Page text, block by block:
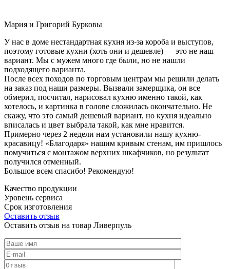
Мария и Григорий Бурковы
У нас в доме нестандартная кухня из-за короба и выступов,
поэтому готовые кухни (хоть они и дешевле) — это не наш
вариант. Мы с мужем много где были, но не нашли
подходящего варианта.
После всех походов по торговым центрам мы решили делать
на заказ под наши размеры. Вызвали замерщика, он все
обмерил, посчитал, нарисовал кухню именно такой, как
хотелось, и картинка в голове сложилась окончательно. Не
скажу, что это самый дешевый вариант, но кухня идеально
вписалась и цвет выбрала такой, как мне нравится.
Примерно через 2 недели нам установили нашу кухню-
красавицу! «Благодаря» нашим кривым стенам, им пришлось
помучиться с монтажом верхних шкафчиков, но результат
получился отменный.
Большое всем спасибо! Рекомендую!
Качество продукции
Уровень сервиса
Срок изготовления
Оставить отзыв
Оставить отзыв на товар Ливерпуль